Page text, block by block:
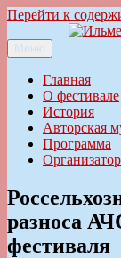
Перейти к
Ильменский
Меню
Главная
О фестивале
История
Авторская
Программа
разноса
фестиваля